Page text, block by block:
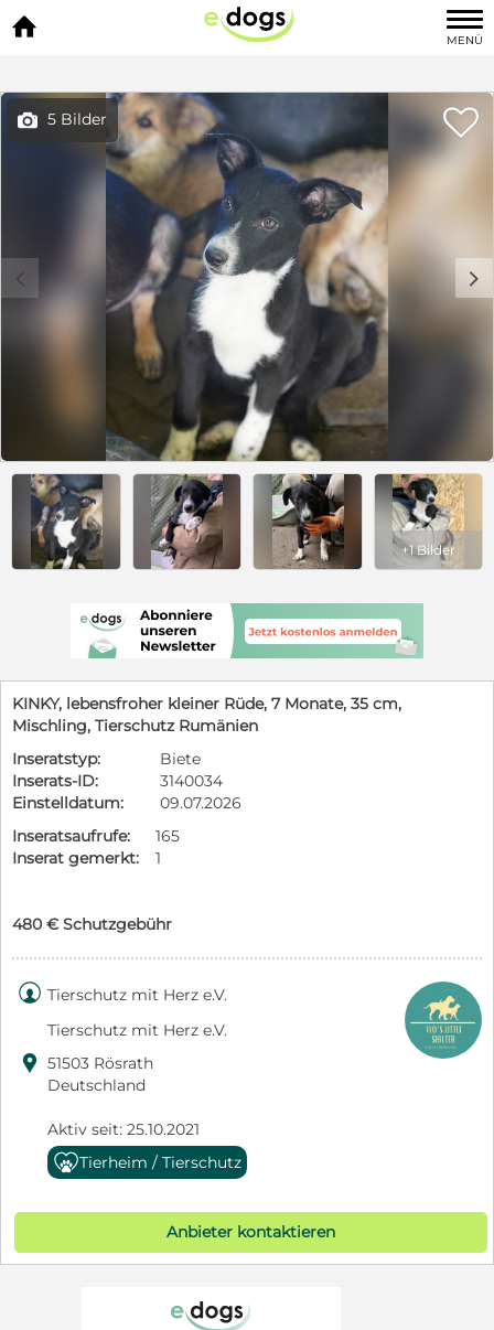

MENÜ
 5 Bilder 
c d
+1 Bilder
KINKY, lebensfroher kleiner Rüde, 7 Monate, 35 cm,
Mischling, Tierschutz Rumänien
Inseratstyp:
Biete
Inserats-ID:
3140034
Einstelldatum:
09.07.2026
Inseratsaufrufe:
165
Inserat gemerkt:
1
480 € Schutzgebühr
 Tierschutz mit Herz e.V.
Tierschutz mit Herz e.V.
 51503 Rösrath
Deutschland
Aktiv seit: 25.10.2021
Tierheim / Tierschutz
Anbieter kontaktieren